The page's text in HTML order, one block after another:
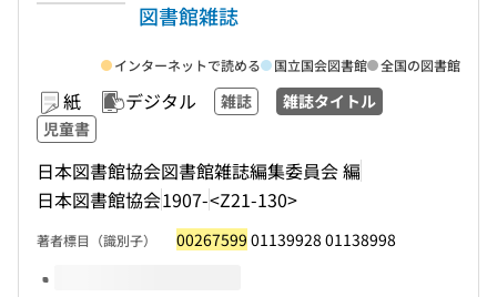
図書館雑誌
紙 デジタル 雑誌
雑誌タイトル
児童書
日本図書館協会図書館雑誌編集委員会 編
日本図書館協会1907-<Z21-130>
インターネットで読める 国立国会図書館 全国の図書館
著者標目（識別子） 00267599 01139928 01138998
このタイトルの巻号